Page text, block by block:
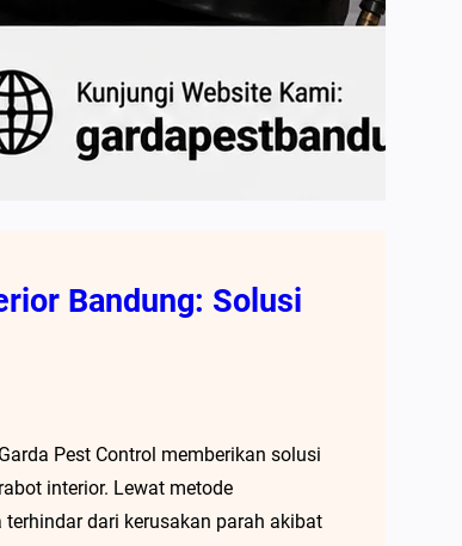
Bandung: Solusi
Pest Control memberikan solusi
interior. Lewat metode
dari kerusakan parah akibat